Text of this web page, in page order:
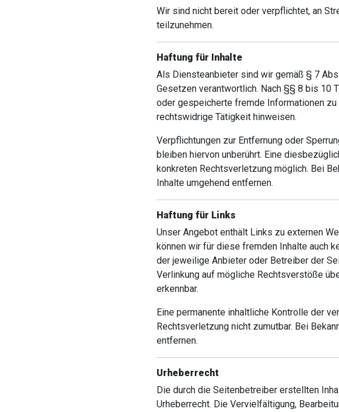
Wir sind nicht bereit oder verpflichtet, an
teilzunehmen.
Haftung für Inhalte
Als Diensteanbieter sind wir gemäß § 7
Gesetzen verantwortlich. Nach §§ 8 bis 10
oder gespeicherte fremde Informationen
rechtswidrige Tätigkeit hinweisen.
Verpflichtungen zur Entfernung oder
bleiben hiervon unberührt. Eine
konkreten Rechtsverletzung möglich. Bei
Inhalte umgehend entfernen.
Haftung für Links
Unser Angebot enthält Links zu externen
können wir für diese fremden Inhalte auch
der jeweilige Anbieter oder Betreiber der
Verlinkung auf mögliche Rechtsverstöße
erkennbar.
Eine permanente inhaltliche Kontrolle der
Rechtsverletzung nicht zumutbar. Bei
entfernen.
Urheberrecht
Die durch die Seitenbetreiber erstellten
Urheberrecht. Die Vervielfältigung,